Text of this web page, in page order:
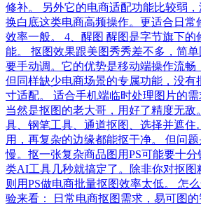
修补。 另外它的电商适配功能比较弱
换白底这类电商高频操作。更适合日常
效率一般。 4、醒图 醒图是字节旗下的
能。 抠图效果跟美图秀秀差不多，简
要手动调。它的优势是移动端操作流畅
但同样缺少电商场景的专属功能，没有
寸适配。 适合手机端临时处理图片的需
当然是抠图的老大哥，用好了精度无敌
具、钢笔工具、通道抠图、选择并遮
用，再复杂的边缘都能抠干净。 但问
慢。抠一张复杂商品图用PS可能要十
类AI工具几秒就搞定了。除非你对抠图
则用PS做电商批量抠图效率太低。 怎
验来看： 日常电商抠图需求，易可图